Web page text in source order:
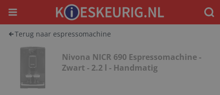
Menu
Terug naar espressomachine
Nivona NICR 690 Espressomachine -
Zwart - 2.2 l - Handmatig